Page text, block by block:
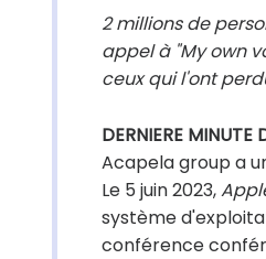
2 millions de
appel à "My own
ceux qui l'ont
DERNIERE
Acapela group a
Le 5 juin 2023,
système
conférence